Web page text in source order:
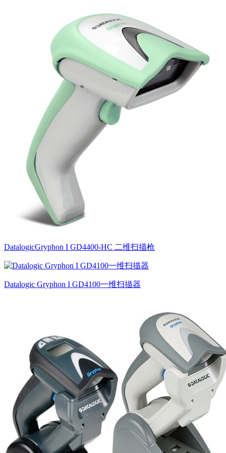
DatalogicGryphon I GD4400-HC 二维扫描枪
Datalogic Gryphon I GD4100一维扫描器